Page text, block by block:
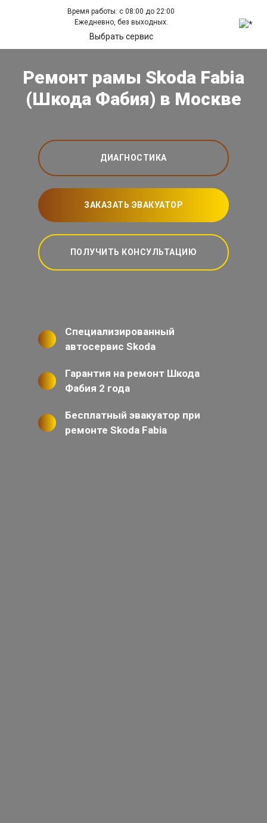
Время работы: с 08:00 до 22:00
Ежедневно, без выходных.
Выбрать сервис
Ремонт рамы Skoda Fabia
(Шкода Фабия) в Москве
ДИАГНОСТИКА
ЗАКАЗАТЬ ЭВАКУАТОР
ПОЛУЧИТЬ КОНСУЛЬТАЦИЮ
Специализированный
автосервис Skoda
Гарантия на ремонт Шкода
Фабия 2 года
Бесплатный эвакуатор при
ремонте Skoda Fabia